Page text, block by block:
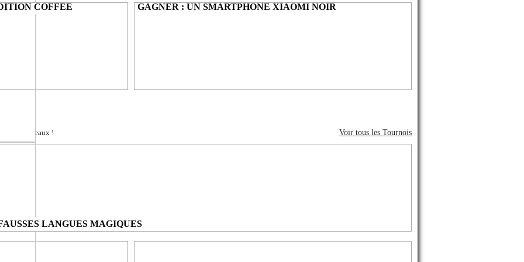
La Nintendo Switch
COFFEE
un Smartphone Xiaomi Noir
GAGNER : UN SMARTPHONE XIAOMI NOIR
des Cadeaux ! Voir tous les Tournois
LANGUES MAGIQUES